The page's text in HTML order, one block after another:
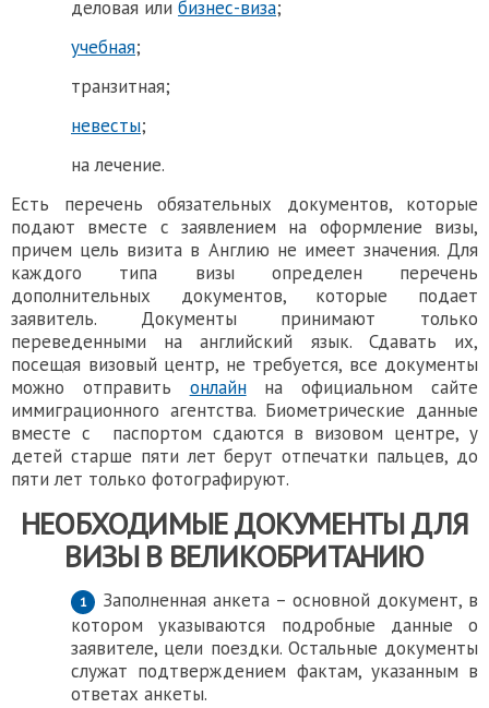
деловая или бизнес-виза;
учебная;
транзитная;
невесты;
на лечение.
Есть перечень обязательных документов, которые
подают вместе с заявлением на оформление визы,
причем цель визита в Англию не имеет значения. Для
каждого типа визы определен перечень
дополнительных документов, которые подает
заявитель. Документы принимают только
переведенными на английский язык. Сдавать их,
посещая визовый центр, не требуется, все документы
можно отправить онлайнна официальном сайте
иммиграционного агентства. Биометрические данные
вместе с паспортом сдаются в визовом центре, у
детей старше пяти лет берут отпечатки пальцев, до
пяти лет только фотографируют.
НЕОБХОДИМЫЕ ДОКУМЕНТЫ ДЛЯ
ВИЗЫ В ВЕЛИКОБРИТАНИЮ
Заполненная анкета – основной документ, в
котором указываются подробные данные о
заявителе, цели поездки. Остальные документы
служат подтверждением фактам, указанным в
ответах анкеты.